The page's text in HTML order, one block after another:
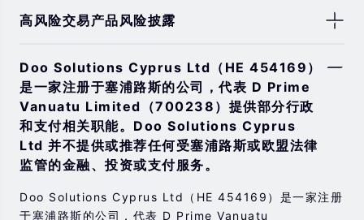
高风险交易产品风险披露
券，期货，差价合约和其他金融产品交易涉及高风险，可
能会在短时间内发生超过您的初始投资的大额亏损。
过去的投资表现并不代表其未来的表现。
在与我们进行任何交易之前，请确保您完全了解使用相应
金融工具进行交易的风险。 如果您不了解此处说明的风
Doo Solutions Cyprus Ltd（HE 454169）
是一家注册于塞浦路斯的公司，代表 D Prime
Vanuatu Limited（700238）提供部分行政
和支付相关职能。Doo Solutions Cyprus
Ltd 并不提供或推荐任何受塞浦路斯或欧盟法律
监管的金融、投资或支付服务。
Doo Solutions Cyprus Ltd（HE 454169）是一家注册
于塞浦路斯的公司，代表 D Prime Vanuatu